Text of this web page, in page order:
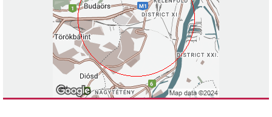
Képzésnaptár